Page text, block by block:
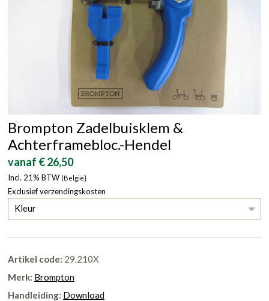
Brompton Zadelbuisklem &
Achterframebloc.-Hendel
vanaf € 26,50
Incl. 21% BTW (België}
Exclusief verzendingskosten
Kleur
Artikel code: 29.210X
Merk: Brompton
Handleiding: Download